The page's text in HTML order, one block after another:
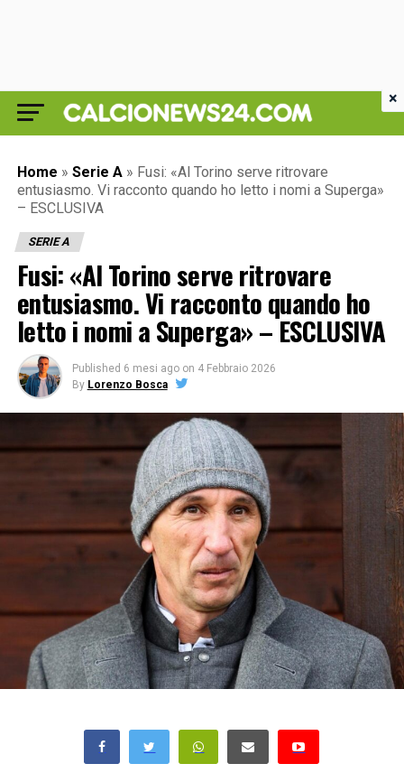
Home » Serie A » Fusi: «Al Torino serve ritrovare
entusiasmo. Vi racconto quando ho letto i nomi a Superga»
– ESCLUSIVA
SERIE A
Fusi: «Al Torino serve ritrovare
entusiasmo. Vi racconto quando ho
letto i nomi a Superga» – ESCLUSIVA
Published 6 mesi ago on 4 Febbraio 2026
By Lorenzo Bosca
×